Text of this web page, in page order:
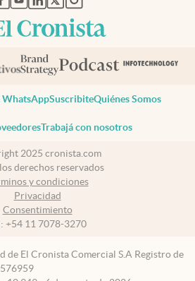
WhatsAppSuscribiteQuiénes Somos
Trabajá con nosotros
2025 cronista.com
derechos reservados
y condiciones
Privacidad
Consentimiento
+54 11 7078-3270
de El Cronista Comercial S.A Registro de